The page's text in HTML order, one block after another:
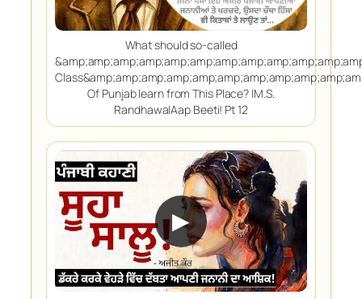
What should so-called
Of Punjab learn from This Place? |M.S.
Randhawa|Aap Beeti! Pt 12
▶